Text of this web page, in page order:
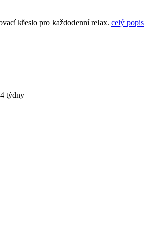
křeslo pro každodenní relax. celý popis
týdny